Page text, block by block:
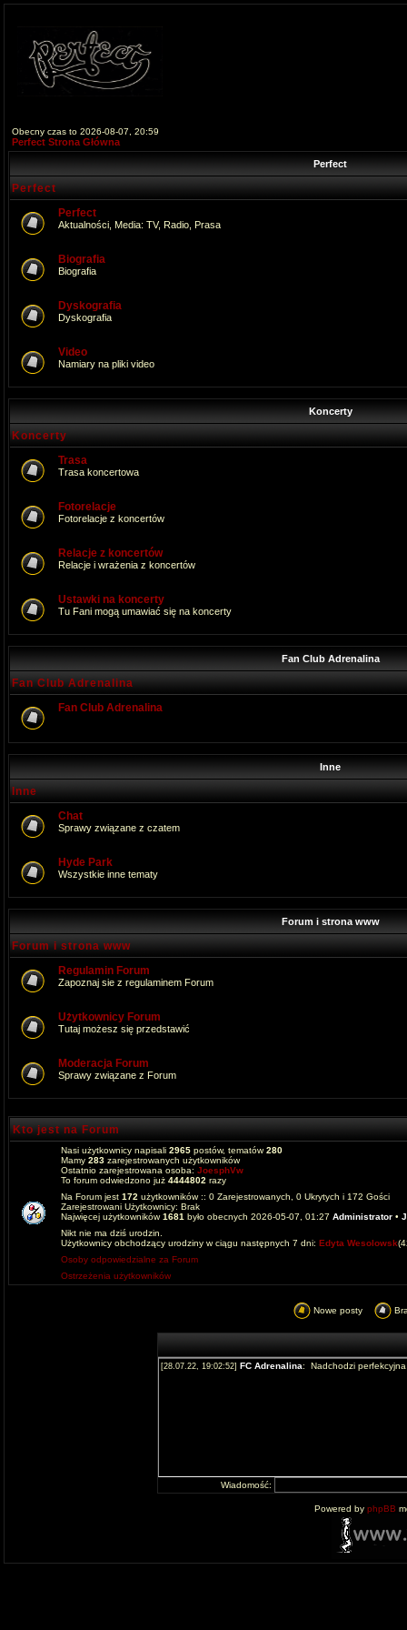
Obecny czas to 2026-08-07, 20:59
Perfect Strona Główna
Perfect
Perfect
Perfect
Aktualności, Media: TV, Radio, Prasa
Biografia
Biografia
Dyskografia
Dyskografia
Video
Namiary na pliki video
Koncerty
Koncerty
Trasa
Trasa koncertowa
Fotorelacje
Fotorelacje z koncertów
Relacje z koncertów
Relacje i wrażenia z koncertów
Ustawki na koncerty
Tu Fani mogą umawiać się na koncerty
Fan Club Adrenalina
Fan Club Adrenalina
Fan Club Adrenalina
Inne
Inne
Chat
Sprawy związane z czatem
Hyde Park
Wszystkie inne tematy
Forum i strona www
Forum i strona www
Regulamin Forum
Zapoznaj sie z regulaminem Forum
Użytkownicy Forum
Tutaj możesz się przedstawić
Moderacja Forum
Sprawy związane z Forum
Kto jest na Forum
Nasi użytkownicy napisali 2965 postów, tematów280
Mamy 283 zarejestrowanych użytkowników
Ostatnio zarejestrowana osoba: JoesphVw
To forum odwiedzono już 4444802 razy
Na Forum jest 172 użytkowników :: 0 Zarejestrowanych, 0 Ukrytych i 172 Gości
Zarejestrowani Użytkownicy: Brak
Najwięcej użytkowników1681 było obecnych 2026-05-07, 01:27 Administrator •
Nikt nie ma dziś urodzin.
Użytkownicy obchodzący urodziny w ciągu następnych 7 dni: Edyta Wesolowsk
Osoby odpowiedzialne za Forum
Ostrzeżenia użytkowników
Nowe posty
Wiadomość:
Powered by phpBB